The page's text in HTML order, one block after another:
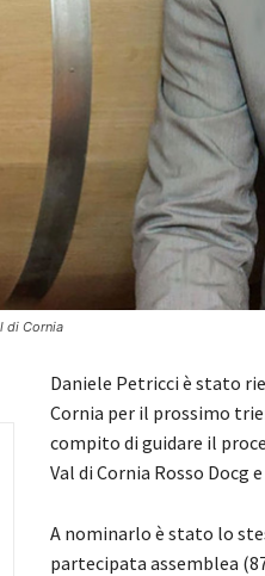
di Cornia
Daniele Petricci è stato
Cornia per il prossimo
compito di guidare il
Val di Cornia Rosso Docg
A nominarlo è stato lo
partecipata assemblea